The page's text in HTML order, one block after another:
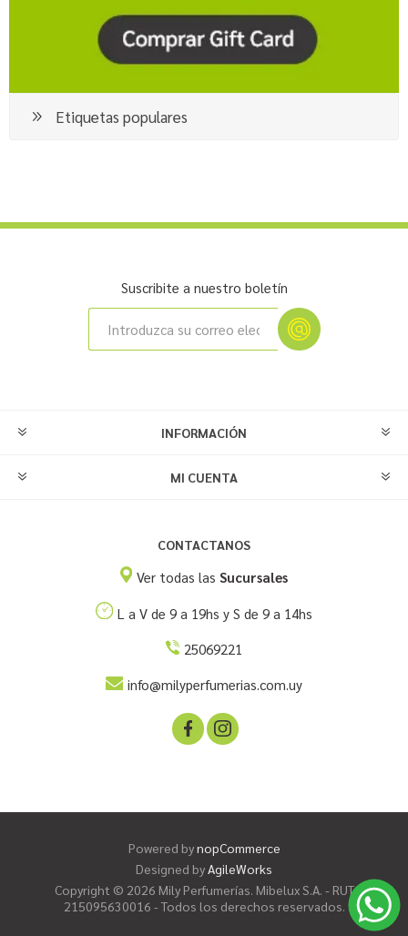
Etiquetas populares
Suscribite a nuestro boletín
INFORMACIÓN
MI CUENTA
CONTACTANOS
Ver todas lasSucursales
L a V de 9 a 19hs y S de 9 a 14hs
25069221
info@milyperfumerias.com.uy
Powered bynopCommerce
Designed byAgileWorks
Copyright © 2026 Mily Perfumerías. Mibelux S.A. - RUT
215095630016 - Todos los derechos reservados.